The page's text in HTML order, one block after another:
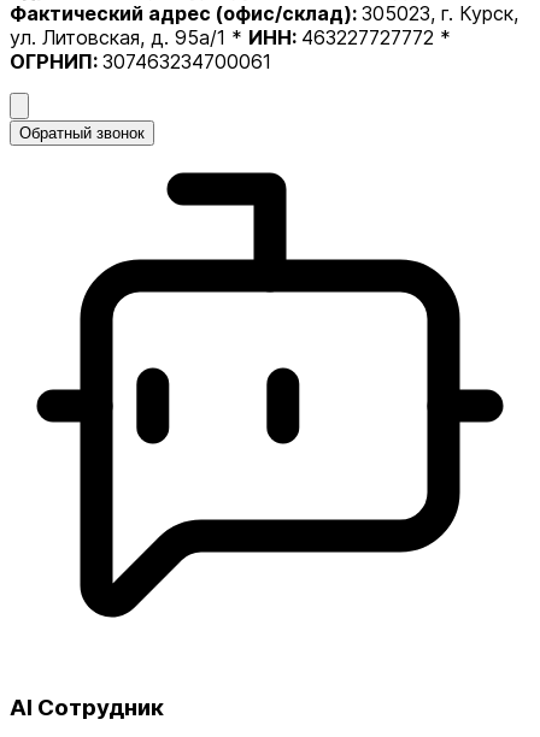
Фактический адрес (офис/склад): 305023, г. Курск,
ул. Литовская, д. 95а/1 * ИНН: 463227727772 *
ОГРНИП: 307463234700061
Обратный звонок
AI Сотрудник